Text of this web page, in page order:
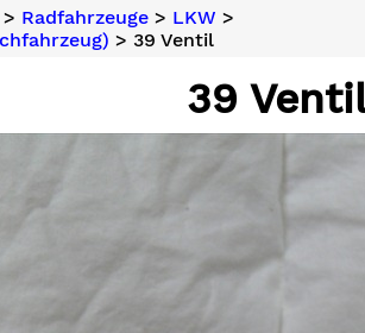
Radfahrzeuge> LKW >
> 39 Ventil
39